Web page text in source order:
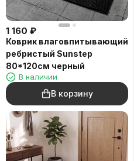
1 160 ₽
Коврик влаговпитывающий
ребристый Sunstep
80*120см черный
В наличии
В корзину